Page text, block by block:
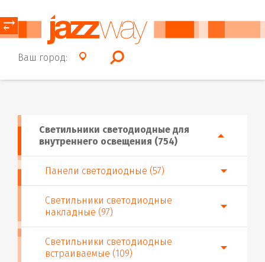
Ваш город:
⥂
Светильники светодиодные для
внутреннего освещения (754)
Панели светодиодные (57)
Светильники светодиодные
накладные (97)
Светильники светодиодные
встраиваемые (109)